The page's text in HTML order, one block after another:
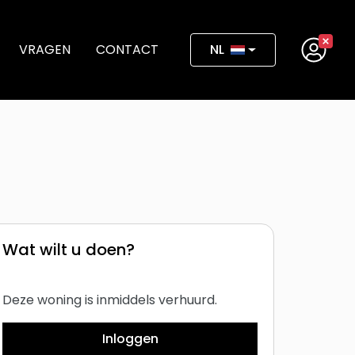
VRAGEN CONTACT NL
Wat wilt u doen?
Deze woning is inmiddels verhuurd.
Inloggen